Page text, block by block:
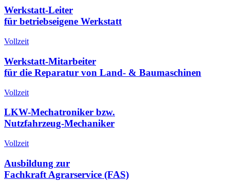
Werkstatt-Leiter
für betriebseigene Werkstatt
Vollzeit
Werkstatt-Mitarbeiter
für die Reparatur von Land- & Baumaschinen
Vollzeit
LKW-Mechatroniker bzw.
Nutzfahrzeug-Mechaniker
Vollzeit
Ausbildung zur
Fachkraft Agrarservice (FAS)